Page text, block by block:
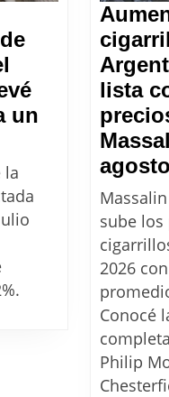
un
la
lista
sube los
2026
Conocé
Philip